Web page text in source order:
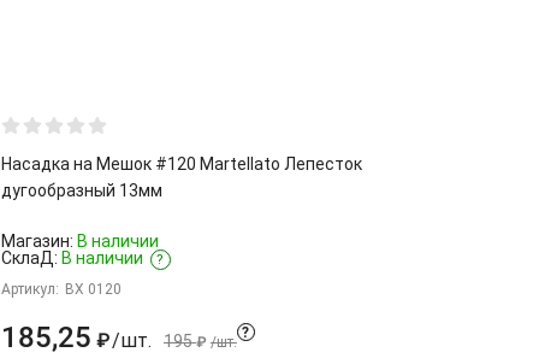
Насадка на Мешок #120 Martellato Лепесток
дугообразный 13мм
Магазин: В наличии
СклаД: В наличии ?
Артикул: BX 0120
185,25 ₽/шт. 195 ₽ /шт.
?